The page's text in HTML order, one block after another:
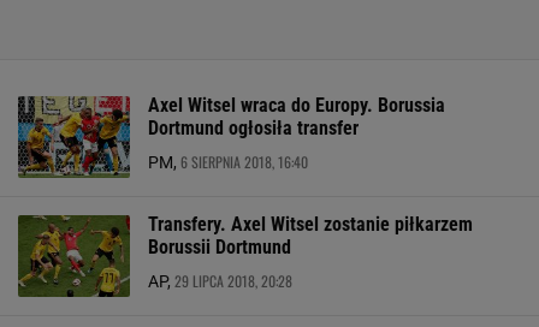
Axel Witsel wraca do Europy. Borussia
Dortmund ogłosiła transfer
PM, 6 SIERPNIA 2018, 16:40
Transfery. Axel Witsel zostanie piłkarzem
Borussii Dortmund
AP, 29 LIPCA 2018, 20:28